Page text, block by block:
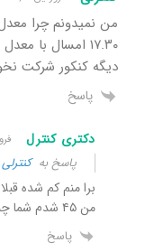
من نمیدونم چرا
دیگه کنکور شرکت
پاسخ
دکتری کنترل
پاسخ بهکنترلی
برا منم کم شده قبلا ۱۵.۷۰ بود الان زده ۱۵
من ۴۵ شدم شما چند شدین
پاسخ